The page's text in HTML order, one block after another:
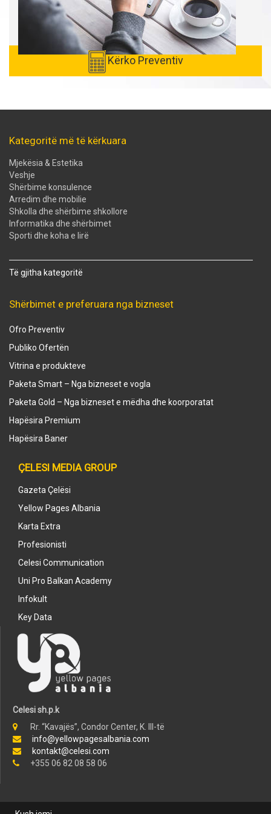
Kërko Preventiv
Kategoritë më të kërkuara
Mjekësia & Estetika
Veshje
Shërbime konsulence
Arredim dhe mobilie
Shkolla dhe shërbime shkollore
Informatika dhe shërbimet
Sporti dhe koha e lirë
Të gjitha kategoritë
Shërbimet e preferuara nga bizneset
Ofro Preventiv
Publiko Ofertën
Vitrina e produkteve
Paketa Smart – Nga bizneset e vogla
Paketa Gold – Nga bizneset e mëdha dhe koorporatat
Hapësira Premium
Hapësira Baner
ÇELESI MEDIA GROUP
Gazeta Çelësi
Yellow Pages Albania
Karta Extra
Profesionisti
Celesi Communication
Uni Pro Balkan Academy
Infokult
Key Data
Celesi sh.p.k
Rr. “Kavajës”, Condor Center, K. III-të
info@yellowpagesalbania.com
kontakt@celesi.com
+355 06 82 08 58 06